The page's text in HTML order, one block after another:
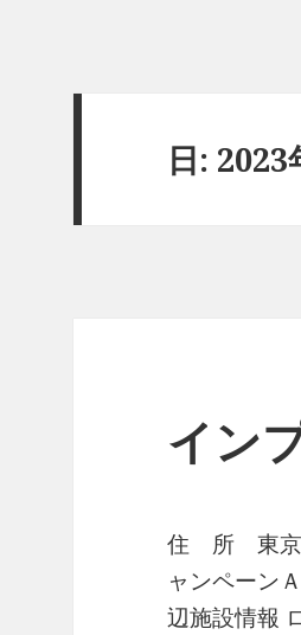
日: 2023
イン
住 所 東京
ャンペーン
辺施設情報